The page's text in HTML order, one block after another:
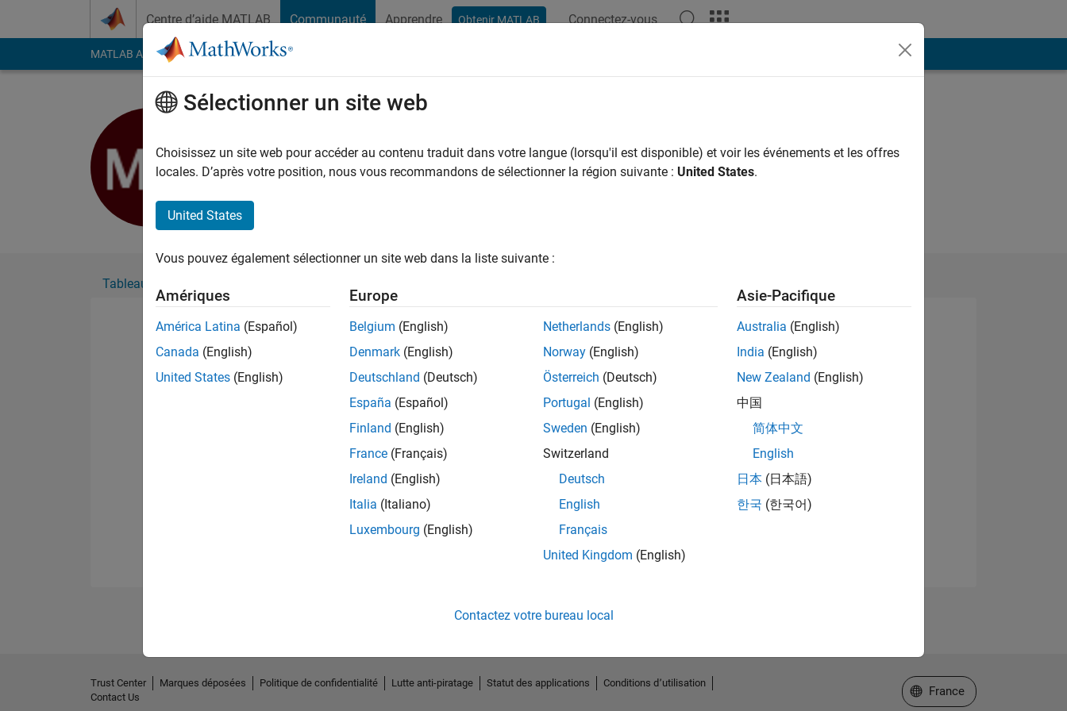
Centre d’aide MATLAB Communauté Apprendre Obtenir MATLAB Connectez-vous
MATLAB Answers File Exchange Cody
Actif depuis 2019
Followers:0Following:0
Tableau de bord
Please to endorse this person in a skill
No Endorsements received
Sélectionner un site web
Choisissez un site web pour accéder au contenu traduit dans votre langue (lorsqu'il est disponible) et voir les événements et les offres
locales. D’après votre position, nous vous recommandons de sélectionner la région suivante : United States.
United States
Vous pouvez également sélectionner un site web dans la liste suivante :
Amériques
América Latina (Español)
Canada (English)
United States (English)
Europe
Belgium (English)
Denmark (English)
Deutschland (Deutsch)
España (Español)
Finland (English)
France (Français)
Ireland (English)
Italia (Italiano)
Luxembourg (English)
Netherlands (English)
Norway (English)
Österreich (Deutsch)
Portugal (English)
Sweden (English)
Switzerland
Deutsch
English
Français
United Kingdom (English)
Asie-Pacifique
Australia (English)
India (English)
New Zealand (English)
中国
简体中文
English
日本 (日本語)
한국 (한국어)
Contactez votre bureau local
Trust Center Marques déposées Politique de confidentialité Lutte anti-piratage Statut des applications
Conditions d՚utilisation
Contact Us
Sélectionner un site web
France